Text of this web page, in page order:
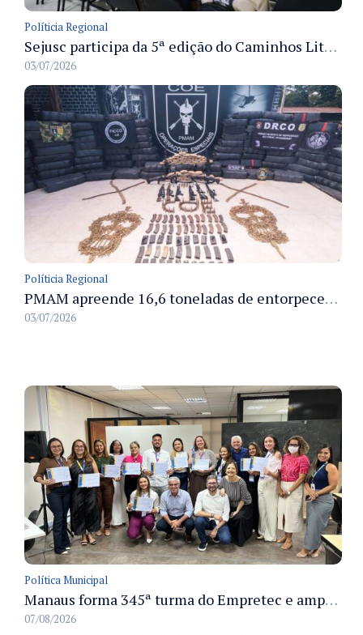
Políticia Regional
Sejusc participa da 5ª edição do Caminhos Literários com foco na cultura hip-hop nas unidades socioeducativas
03/07/2026
Políticia Regional
PMAM apreende 16,6 toneladas de entorpecentes e registra aumento nas prisões em flagrante e nas capturas de foragidos no primeiro semestre de 2026
03/07/2026
Política Municipal
Manaus forma 345ª turma do Empretec e amplia qualificação de empreendedores na cidade
07/08/2026